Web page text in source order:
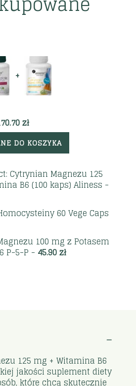
+
zł
DO KOSZYKA
Cytrynian Magnezu 125
B6 (100 kaps) Aliness -
60 Vege Caps
100 mg z Potasem
P-5-P - 45.90zł
125 mg + Witamina B6
jakości suplement diety
które chcą skutecznie